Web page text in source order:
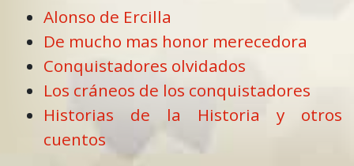
Alonso de Ercilla
De mucho mas honor merecedora
Conquistadores olvidados
Los cráneos de los conquistadores
Historias de la Historia y otros
cuentos